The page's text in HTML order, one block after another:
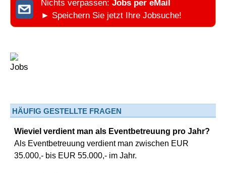
Nichts verpassen: Jobs per eMail
► Speichern Sie jetzt Ihre Jobsuche!
HÄUFIG GESTELLTE FRAGEN
Wieviel verdient man als Eventbetreuung pro Jahr?
Als Eventbetreuung verdient man zwischen EUR
35.000,- bis EUR 55.000,- im Jahr.